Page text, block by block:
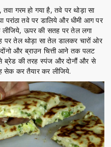
गरम हो गया है, तवे पर थोड़ा सा
तवे पर डालिये और धीमी आग पर
लीजिये, ऊपर की सतह पर तेल लगा
तेल थोड़ा सा तेल डालकर चारों ओर
और ब्राउन चित्ती आने तक पलट
ब्रेड की तरह स्पंज और दोनौं और से
सेक कर तैयार कर लीजिये.